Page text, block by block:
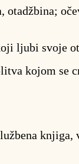
otadžbina;
ljubi svoje
kojom se
knjiga,